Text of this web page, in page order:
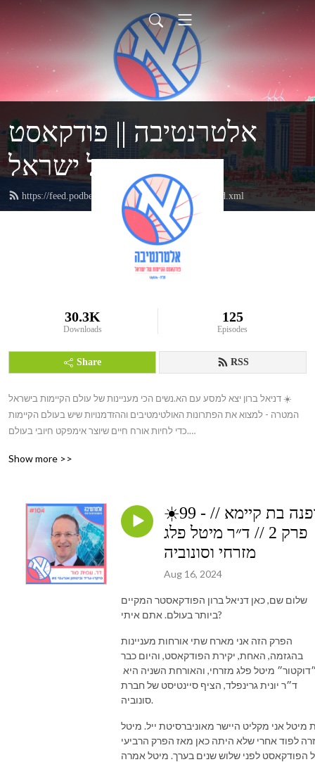
אלטרנטיבה || פודקאסט
הקיימות של ישראל
https://feed.podbean.com/AlternativaByuptous/feed.xml
30.3K
Downloads
125
Episodes
Share RSS
דניאל ברון יצא למסע עם הא.נשים הכי מעניינות של עולם הקיימות בישראל ☀️
המטרה - למצוא את הפתרונות האולטימטיבים וההזדמנויות שיש בעולם הקיימות
כדי לחיות אורח חיים שיוצר אימפקט חיובי בעולם.
👊 קיימות היא תפיסה הוליסטית שניתנת ליישום בכל תחום. בפודקאסט אחשוף
פוליטיקה ועוד, לשיחה אותנטית על כל מה שחשוב.👊
יחד נחקור אורח חיים חדש, בריא ומקיים. איך אפשר להפוך את המציאות שלנו
לטובה יותר?
בואו לקבוצה - הכל על קיימות אורבנית -
https://www.facebook.com/groups/522418525225810
Show more >>
☀️99 - אופנה בת קיימא //
פרק 2 // ד״ר מיטל פלג
מזרחי וסונוביה
Aug 16, 2024
שלום שם, כאן דניאל ברון הפודקאסטר המקיים
ביותר בעולם. אתם איתי?
הפרק הזה אני מארח שתי אורחות מעניינות
בהגזמה, האחת, יקירת הפודקאסט, והיום כבר
מיטל פלג מזרחי, והאורחת השניה היא
ד״ר יונית גרינפלד, הציף סיינטיסט של חברת
סונוביה.
מיטל אני מקליט היישר מאוניברסיטת ייל. מיטל
לפוד אחרי שלא היתה כאן מאז הפרק הרביעי
הפודקאסט לפני שלוש שנים בערך. מיטל אמרה